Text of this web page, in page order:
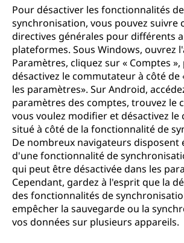
Pour désactiver les fonctionnalités de
synchronisation, vous pouvez suivre
directives générales pour différents
plateformes. Sous Windows, ouvrez
Paramètres, cliquez sur « Comptes »,
désactivez le commutateur à côté de
les paramètres». Sur Android,
paramètres des comptes, trouvez le
vous voulez modifier et désactivez
situé à côté de la fonctionnalité de
De nombreux navigateurs disposent
d'une fonctionnalité de
qui peut être désactivée dans les
Cependant, gardez à l'esprit que la
des fonctionnalités de
empêcher la sauvegarde ou la
vos données sur plusieurs appareils.